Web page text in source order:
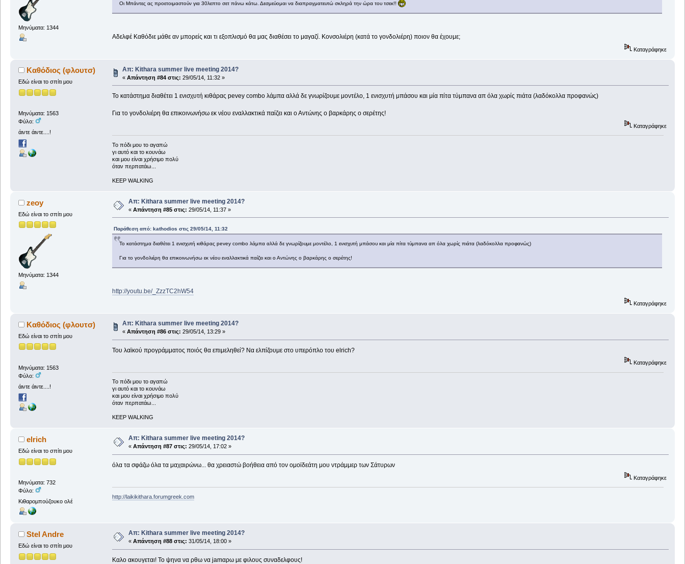
Μηνύματα: 1344
Οι Μπάντες ας προετοιμαστούν για 30λεπτο σετ πάνω κάτω. Δεσμεύομαι να διαπραγματευτώ σκληρά την ώρα του τσεκ!!
Αδελφέ Καθόδιε μάθε αν μπορείς και τι εξοπλισμό θα μας διαθέσει το μαγαζί. Κονσολιέρη (κατά το γονδολιέρη) ποιον θα έχουμε;
Καταγράφηκε
Καθόδιος (φλουτσ)
Εδώ είναι το σπίτι μου
Μηνύματα: 1563
Φύλο:
άιντε άιντε....!
Απ: Kithara summer live meeting 2014?
« Απάντηση #84 στις: 29/05/14, 11:32 »
Το κατάστημα διαθέτει 1 ενισχυτή κιθάρας pevey combo λάμπα αλλά δε γνωρίζουμε μοντέλο, 1 ενισχυτή μπάσου και μία πίτα τύμπανα απ όλα χωρίς πιάτα (λαδόκολλα προφανώς)
Για το γονδολιέρη θα επικοινωνήσω εκ νέου εναλλακτικά παίζει και ο Αντώνης ο βαρκάρης ο σερέτης!
Καταγράφηκε
To πόδι μου το αγαπώ
γι αυτό και το κουνάω
και μου είναι χρήσιμο πολύ
όταν περπατάω...
KEEP WALKING
zeoy
Εδώ είναι το σπίτι μου
Μηνύματα: 1344
Απ: Kithara summer live meeting 2014?
« Απάντηση #85 στις: 29/05/14, 11:37 »
Παράθεση από: kathodios στις 29/05/14, 11:32
Το κατάστημα διαθέτει 1 ενισχυτή κιθάρας pevey combo λάμπα αλλά δε γνωρίζουμε μοντέλο, 1 ενισχυτή μπάσου και μία πίτα τύμπανα απ όλα χωρίς πιάτα (λαδόκολλα προφανώς)
Για το γονδολιέρη θα επικοινωνήσω εκ νέου εναλλακτικά παίζει και ο Αντώνης ο βαρκάρης ο σερέτης!
http://youtu.be/_ZzzTC2hW54
Καταγράφηκε
Καθόδιος (φλουτσ)
Εδώ είναι το σπίτι μου
Μηνύματα: 1563
Φύλο:
άιντε άιντε....!
Απ: Kithara summer live meeting 2014?
« Απάντηση #86 στις: 29/05/14, 13:29 »
Του λαϊκού προγράμματος ποιός θα επιμεληθεί? Να ελπίζουμε στο υπερόπλο του elrich?
Καταγράφηκε
To πόδι μου το αγαπώ
γι αυτό και το κουνάω
και μου είναι χρήσιμο πολύ
όταν περπατάω...
KEEP WALKING
elrich
Εδώ είναι το σπίτι μου
Μηνύματα: 732
Φύλο:
Κιθαρομπούζουκο ολέ
Απ: Kithara summer live meeting 2014?
« Απάντηση #87 στις: 29/05/14, 17:02 »
όλα τα σφάζω όλα τα μαχαιρώνω... θα χρειαστώ βοήθεια από τον ομοϊδεάτη μου ντράμμερ των Σάτυρων
Καταγράφηκε
http://laikikithara.forumgreek.com
Stel Andre
Εδώ είναι το σπίτι μου
Απ: Kithara summer live meeting 2014?
« Απάντηση #88 στις: 31/05/14, 18:00 »
Καλο ακουγεται! Το ψηνα να ρθω να jamαρω με φιλους συναδελφους!